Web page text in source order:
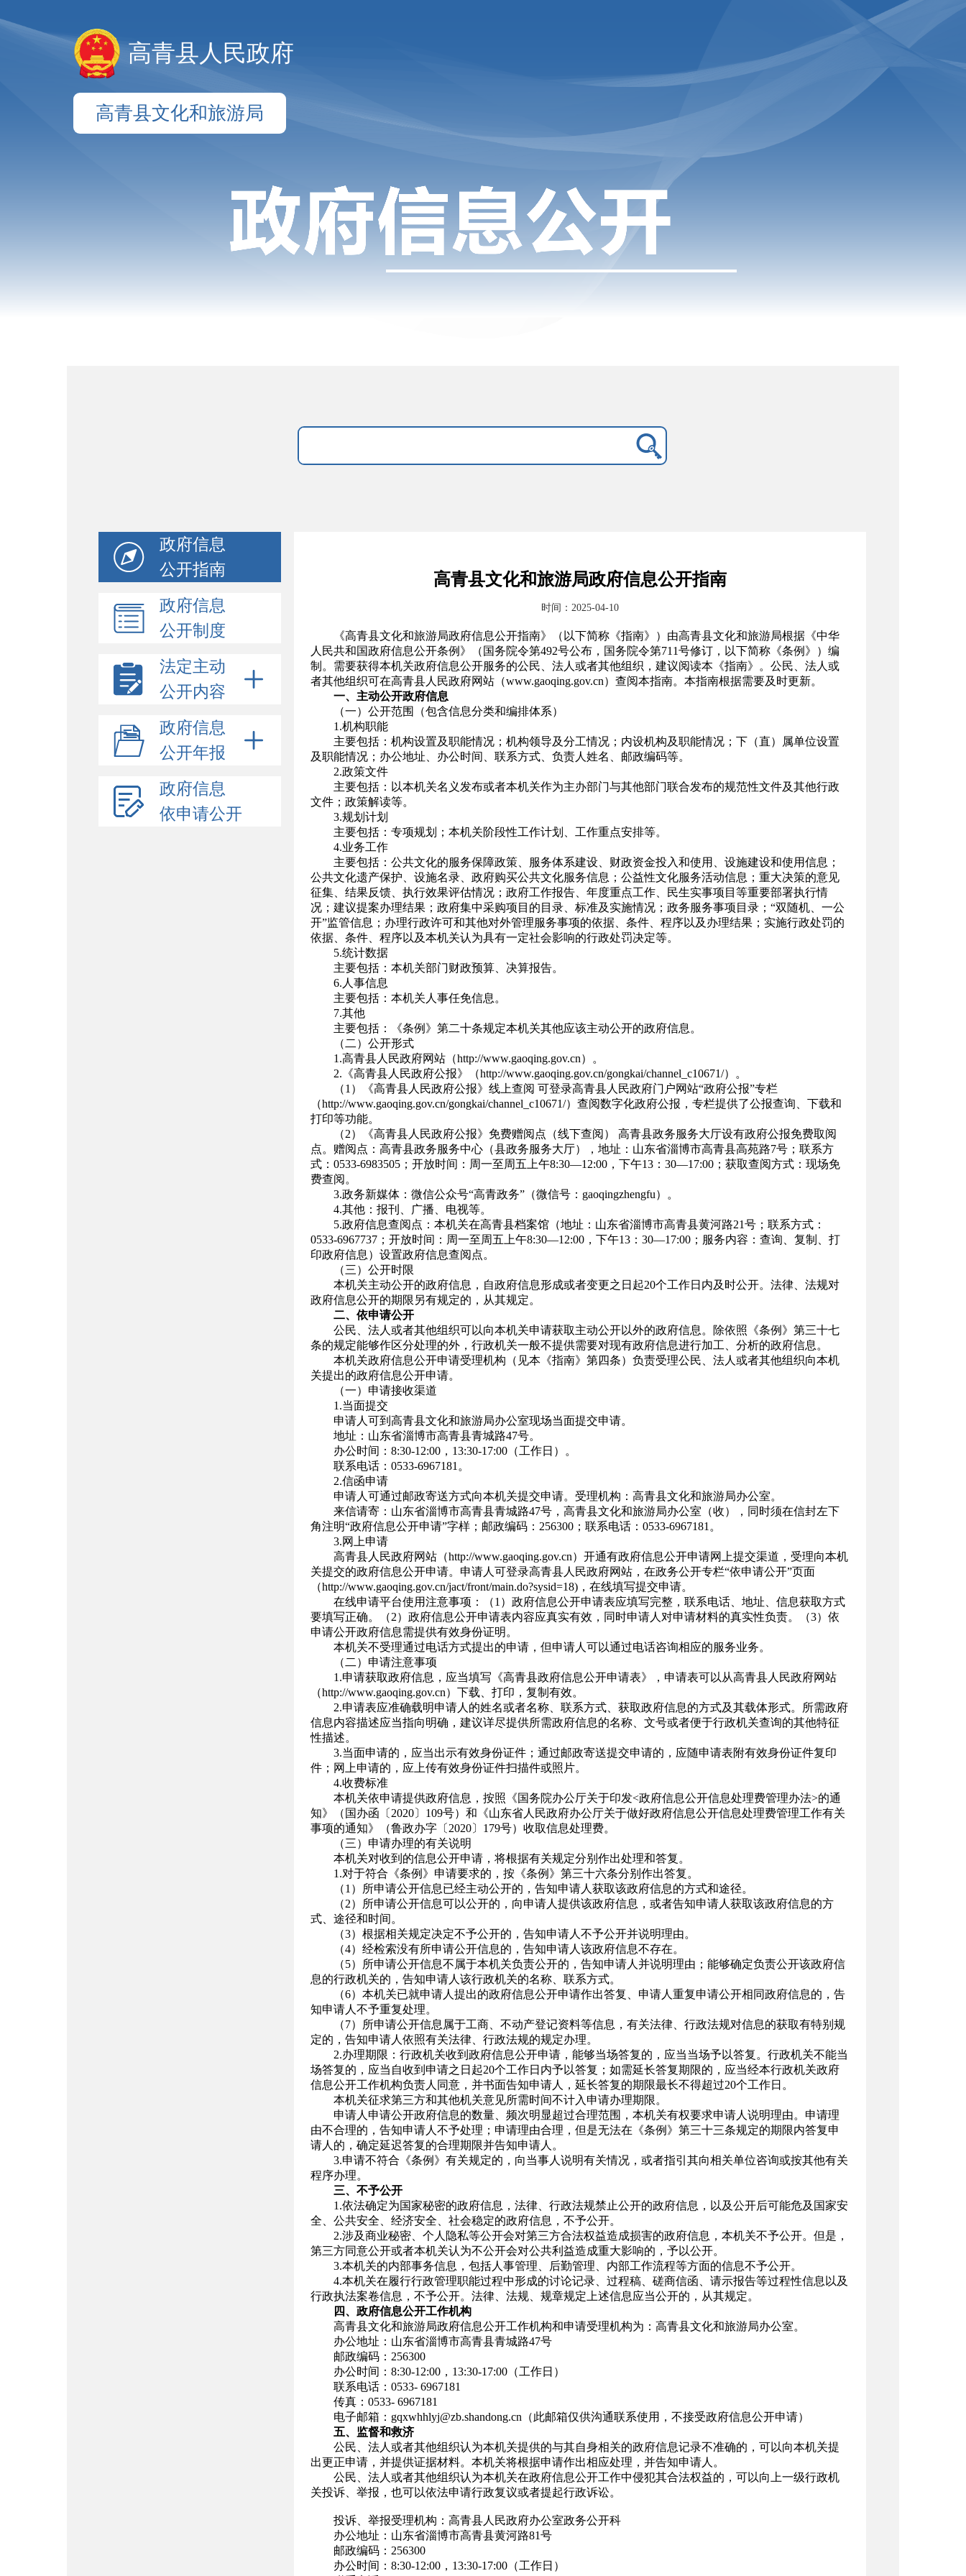
高青县人民政府
高青县文化和旅游局
政府信息
公开指南
政府信息
公开制度
法定主动
公开内容
政府信息
公开年报
政府信息
依申请公开
高青县文化和旅游局政府信息公开指南
时间：2025-04-10
《高青县文化和旅游局政府信息公开指南》（以下简称《指南》）由高青县文化和旅游局根据《中华
人民共和国政府信息公开条例》（国务院令第492号公布，国务院令第711号修订，以下简称《条例》）编
制。需要获得本机关政府信息公开服务的公民、法人或者其他组织，建议阅读本《指南》。公民、法人或
者其他组织可在高青县人民政府网站（www.gaoqing.gov.cn）查阅本指南。本指南根据需要及时更新。
一、主动公开政府信息
（一）公开范围（包含信息分类和编排体系）
1.机构职能
主要包括：机构设置及职能情况；机构领导及分工情况；内设机构及职能情况；下（直）属单位设置
及职能情况；办公地址、办公时间、联系方式、负责人姓名、邮政编码等。
2.政策文件
主要包括：以本机关名义发布或者本机关作为主办部门与其他部门联合发布的规范性文件及其他行政
文件；政策解读等。
3.规划计划
主要包括：专项规划；本机关阶段性工作计划、工作重点安排等。
4.业务工作
主要包括：公共文化的服务保障政策、服务体系建设、财政资金投入和使用、设施建设和使用信息；
公共文化遗产保护、设施名录、政府购买公共文化服务信息；公益性文化服务活动信息；重大决策的意见
征集、结果反馈、执行效果评估情况；政府工作报告、年度重点工作、民生实事项目等重要部署执行情
况；建议提案办理结果；政府集中采购项目的目录、标准及实施情况；政务服务事项目录；“双随机、一公
开”监管信息；办理行政许可和其他对外管理服务事项的依据、条件、程序以及办理结果；实施行政处罚的
依据、条件、程序以及本机关认为具有一定社会影响的行政处罚决定等。
5.统计数据
主要包括：本机关部门财政预算、决算报告。
6.人事信息
主要包括：本机关人事任免信息。
7.其他
主要包括：《条例》第二十条规定本机关其他应该主动公开的政府信息。
（二）公开形式
1.高青县人民政府网站（http://www.gaoqing.gov.cn）。
2.《高青县人民政府公报》（http://www.gaoqing.gov.cn/gongkai/channel_c10671/）。
（1）《高青县人民政府公报》线上查阅 可登录高青县人民政府门户网站“政府公报”专栏
（http://www.gaoqing.gov.cn/gongkai/channel_c10671/）查阅数字化政府公报，专栏提供了公报查询、下载和
打印等功能。
（2）《高青县人民政府公报》免费赠阅点（线下查阅） 高青县政务服务大厅设有政府公报免费取阅
点。赠阅点：高青县政务服务中心（县政务服务大厅），地址：山东省淄博市高青县高苑路7号；联系方
式：0533-6983505；开放时间：周一至周五上午8:30—12:00，下午13：30—17:00；获取查阅方式：现场免
费查阅。
3.政务新媒体： 微信公众号“高青政务”（微信号：gaoqingzhengfu）。
4.其他：报刊、广播、电视等。
5.政府信息查阅点：本机关在高青县档案馆（地址：山东省淄博市高青县黄河路21号；联系方式：
0533-6967737；开放时间：周一至周五上午8:30—12:00，下午13：30—17:00；服务内容：查询、复制、打
印政府信息）设置政府信息查阅点。
（三）公开时限
本机关主动公开的政府信息，自政府信息形成或者变更之日起20个工作日内及时公开。法律、法规对
政府信息公开的期限另有规定的，从其规定。
二、依申请公开
公民、法人或者其他组织可以向本机关申请获取主动公开以外的政府信息。除依照《条例》第三十七
条的规定能够作区分处理的外，行政机关一般不提供需要对现有政府信息进行加工、分析的政府信息。
本机关政府信息公开申请受理机构（见本《指南》第四条）负责受理公民、法人或者其他组织向本机
关提出的政府信息公开申请。
（一）申请接收渠道
1.当面提交
申请人可到高青县文化和旅游局办公室现场当面提交申请。
地址：山东省淄博市高青县青城路47号。
办公时间：8:30-12:00，13:30-17:00（工作日）。
联系电话：0533-6967181。
2.信函申请
申请人可通过邮政寄送方式向本机关提交申请。受理机构：高青县文化和旅游局办公室。
来信请寄：山东省淄博市高青县青城路47号，高青县文化和旅游局办公室（收），同时须在信封左下
角注明“政府信息公开申请”字样；邮政编码：256300；联系电话：0533-6967181。
3.网上申请
高青县人民政府网站（http://www.gaoqing.gov.cn）开通有政府信息公开申请网上提交渠道，受理向本机
关提交的政府信息公开申请。申请人可登录高青县人民政府网站，在政务公开专栏“依申请公开”页面
（http://www.gaoqing.gov.cn/jact/front/main.do?sysid=18)，在线填写提交申请。
在线申请平台使用注意事项：（1）政府信息公开申请表应填写完整，联系电话、地址、信息获取方式
要填写正确。（2）政府信息公开申请表内容应真实有效，同时申请人对申请材料的真实性负责。（3）依
申请公开政府信息需提供有效身份证明。
本机关不受理通过电话方式提出的申请，但申请人可以通过电话咨询相应的服务业务。
（二）申请注意事项
1.申请获取政府信息，应当填写《高青县政府信息公开申请表》，申请表可以从高青县人民政府网站
（http://www.gaoqing.gov.cn）下载、打印，复制有效。
2.申请表应准确载明申请人的姓名或者名称、联系方式、获取政府信息的方式及其载体形式。所需政府
信息内容描述应当指向明确，建议详尽提供所需政府信息的名称、文号或者便于行政机关查询的其他特征
性描述。
3.当面申请的，应当出示有效身份证件；通过邮政寄送提交申请的，应随申请表附有效身份证件复印
件；网上申请的，应上传有效身份证件扫描件或照片。
4.收费标准
本机关依申请提供政府信息，按照《国务院办公厅关于印发<政府信息公开信息处理费管理办法>的通
知》（国办函〔2020〕109号）和《山东省人民政府办公厅关于做好政府信息公开信息处理费管理工作有关
事项的通知》（鲁政办字〔2020〕179号）收取信息处理费。
（三）申请办理的有关说明
本机关对收到的信息公开申请，将根据有关规定分别作出处理和答复。
1.对于符合《条例》申请要求的，按《条例》第三十六条分别作出答复。
（1）所申请公开信息已经主动公开的，告知申请人获取该政府信息的方式和途径。
（2）所申请公开信息可以公开的，向申请人提供该政府信息，或者告知申请人获取该政府信息的方
式、途径和时间。
（3）根据相关规定决定不予公开的，告知申请人不予公开并说明理由。
（4）经检索没有所申请公开信息的，告知申请人该政府信息不存在。
（5）所申请公开信息不属于本机关负责公开的，告知申请人并说明理由；能够确定负责公开该政府信
息的行政机关的，告知申请人该行政机关的名称、联系方式。
（6）本机关已就申请人提出的政府信息公开申请作出答复、申请人重复申请公开相同政府信息的，告
知申请人不予重复处理。
（7）所申请公开信息属于工商、不动产登记资料等信息，有关法律、行政法规对信息的获取有特别规
定的，告知申请人依照有关法律、行政法规的规定办理。
2.办理期限：行政机关收到政府信息公开申请，能够当场答复的，应当当场予以答复。行政机关不能当
场答复的，应当自收到申请之日起20个工作日内予以答复；如需延长答复期限的，应当经本行政机关政府
信息公开工作机构负责人同意，并书面告知申请人，延长答复的期限最长不得超过20个工作日。
本机关征求第三方和其他机关意见所需时间不计入申请办理期限。
申请人申请公开政府信息的数量、频次明显超过合理范围，本机关有权要求申请人说明理由。申请理
由不合理的，告知申请人不予处理；申请理由合理，但是无法在《条例》第三十三条规定的期限内答复申
请人的，确定延迟答复的合理期限并告知申请人。
3.申请不符合《条例》有关规定的，向当事人说明有关情况，或者指引其向相关单位咨询或按其他有关
程序办理。
三、不予公开
1.依法确定为国家秘密的政府信息，法律、行政法规禁止公开的政府信息，以及公开后可能危及国家安
全、公共安全、经济安全、社会稳定的政府信息，不予公开。
2.涉及商业秘密、个人隐私等公开会对第三方合法权益造成损害的政府信息，本机关不予公开。但是，
第三方同意公开或者本机关认为不公开会对公共利益造成重大影响的，予以公开。
3.本机关的内部事务信息，包括人事管理、后勤管理、内部工作流程等方面的信息不予公开。
4.本机关在履行行政管理职能过程中形成的讨论记录、过程稿、磋商信函、请示报告等过程性信息以及
行政执法案卷信息，不予公开。法律、法规、规章规定上述信息应当公开的，从其规定。
四、政府信息公开工作机构
高青县文化和旅游局政府信息公开工作机构和申请受理机构为：高青县文化和旅游局办公室。
办公地址：山东省淄博市高青县青城路47号
邮政编码：256300
办公时间：8:30-12:00，13:30-17:00（工作日）
联系电话：0533- 6967181
传真：0533- 6967181
电子邮箱：gqxwhhlyj@zb.shandong.cn（此邮箱仅供沟通联系使用，不接受政府信息公开申请）
五、监督和救济
公民、法人或者其他组织认为本机关提供的与其自身相关的政府信息记录不准确的，可以向本机关提
出更正申请，并提供证据材料。本机关将根据申请作出相应处理，并告知申请人。
公民、法人或者其他组织认为本机关在政府信息公开工作中侵犯其合法权益的，可以向上一级行政机
关投诉、举报，也可以依法申请行政复议或者提起行政诉讼。
投诉、举报受理机构：高青县人民政府办公室政务公开科
办公地址：山东省淄博市高青县黄河路81号
邮政编码：256300
办公时间：8:30-12:00，13:30-17:00（工作日）